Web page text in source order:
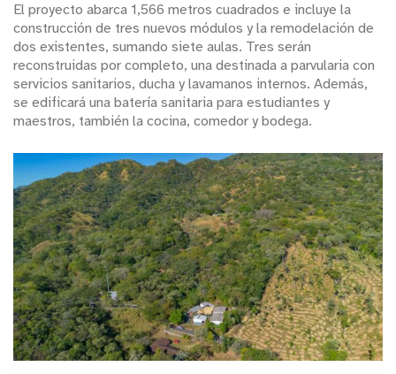
El proyecto abarca 1,566 metros cuadrados e incluye la
construcción de tres nuevos módulos y la remodelación de
dos existentes, sumando siete aulas. Tres serán
reconstruidas por completo, una destinada a parvularia con
servicios sanitarios, ducha y lavamanos internos. Además,
se edificará una batería sanitaria para estudiantes y
maestros, también la cocina, comedor y bodega.